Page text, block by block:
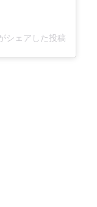
シェアした投稿